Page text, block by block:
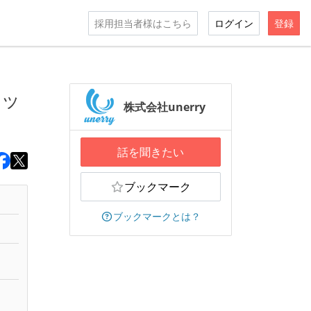
採用担当者様はこちら ログイン 登録
株式会社unerry
話を聞きたい
ブックマーク
ブックマークとは？